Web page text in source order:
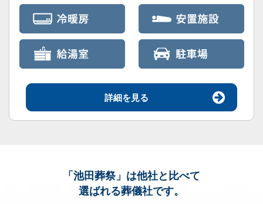
詳細を見る
「池田葬祭」 は他社と比べて
選ばれる葬儀社です。